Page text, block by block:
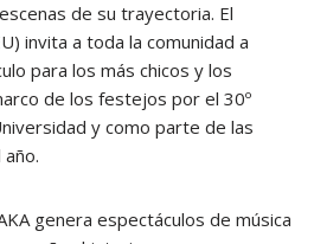
de su trayectoria. El
invita a toda la comunidad a
para los más chicos y los
de los festejos por el 30º
y como parte de las
genera espectáculos de música